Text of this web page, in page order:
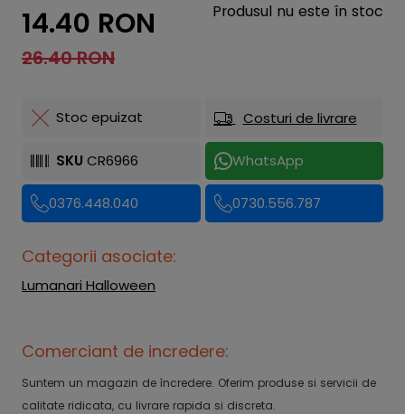
14.40 RON
26.40 RON
Produsul nu este în stoc
Stoc epuizat Costuri de livrare
SKU CR6966 WhatsApp
0376.448.040 0730.556.787
Categorii asociate:
Lumanari Halloween
Comerciant de incredere:
Suntem un magazin de încredere. Oferim produse si servicii de
calitate ridicata, cu livrare rapida si discreta.